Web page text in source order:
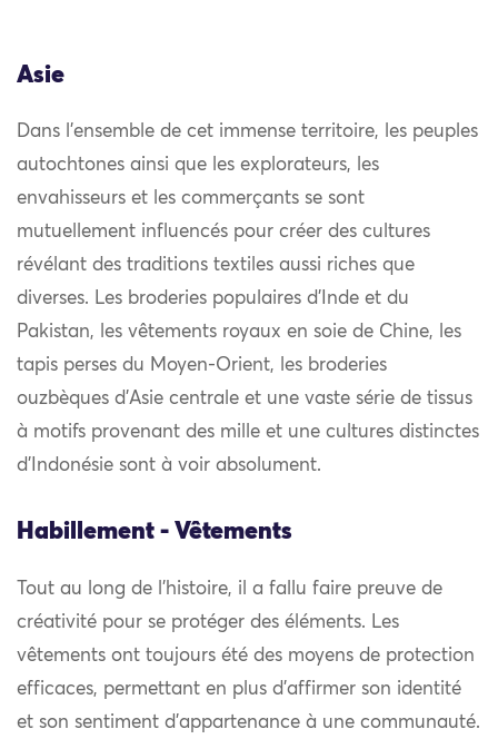
Asie
Dans l’ensemble de cet immense territoire, les peuples
autochtones ainsi que les explorateurs, les
envahisseurs et les commerçants se sont
mutuellement influencés pour créer des cultures
révélant des traditions textiles aussi riches que
diverses. Les broderies populaires d’Inde et du
Pakistan, les vêtements royaux en soie de Chine, les
tapis perses du Moyen-Orient, les broderies
ouzbèques d’Asie centrale et une vaste série de tissus
à motifs provenant des mille et une cultures distinctes
d’Indonésie sont à voir absolument.
Habillement - Vêtements
Tout au long de l’histoire, il a fallu faire preuve de
créativité pour se protéger des éléments. Les
vêtements ont toujours été des moyens de protection
efficaces, permettant en plus d’affirmer son identité
et son sentiment d’appartenance à une communauté.